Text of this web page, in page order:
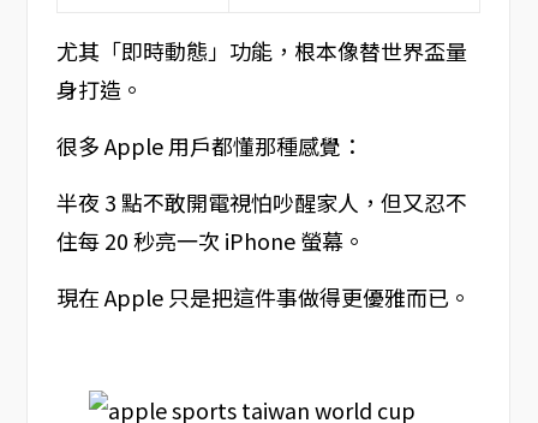
尤其「即時動態」功能，根本像替世界盃量
身打造。
很多 Apple 用戶都懂那種感覺：
半夜 3 點不敢開電視怕吵醒家人，但又忍不
住每 20 秒亮一次 iPhone 螢幕。
現在 Apple 只是把這件事做得更優雅而已。